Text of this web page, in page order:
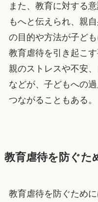
また、教育に対する
もへと伝えられ、親
の目的や方法が子ど
教育虐待を引き起こ
親のストレスや不安
などが、子どもへの
つながることもある。
教育虐待を防ぐた
教育虐待を防ぐため